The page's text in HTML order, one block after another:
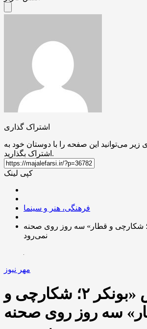
اشتراک گذاری
زیر می‌توانید این صفحه را با دوستان خود به
اشتراک بگذارید.
کپی لینک
فرهنگی، هنر و سینما
نمایش «بونکر ۲؛ شکارچی و قطار» سه روز روی صحنه
نمی‌رود
مهر نیوز
نمایش «بونکر ۲؛ شکارچی و
سه روز روی صحنه